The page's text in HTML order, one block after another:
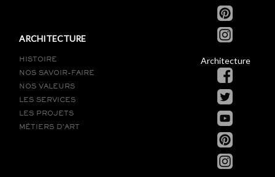
ARCHITECTURE
HISTOIRE
NOS SAVOIR-FAIRE
NOS VALEURS
LES SERVICES
LES PROJETS
MÉTIERS D’ART
Architecture